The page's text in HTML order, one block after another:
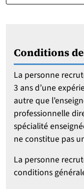
Conditions
La personne
3 ans d’une
autre que
professionnelle
spécialité
ne constitue pas
La personne
conditions